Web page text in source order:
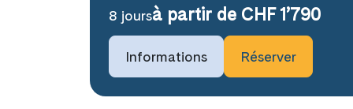
8 joursà partir de CHF 1’790
Informations Réserver
Prochaines dates de voyage
14 août 2026
9 octobre 2026